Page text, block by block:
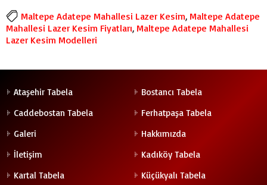
Maltepe Adatepe Mahallesi Lazer Kesim, Maltepe Adatepe
Mahallesi Lazer Kesim Fiyatları, Maltepe Adatepe Mahallesi
Lazer Kesim Modelleri
Ataşehir Tabela
Bostancı Tabela
Caddebostan Tabela
Ferhatpaşa Tabela
Galeri
Hakkımızda
İletişim
Kadıköy Tabela
Kartal Tabela
Küçükyalı Tabela